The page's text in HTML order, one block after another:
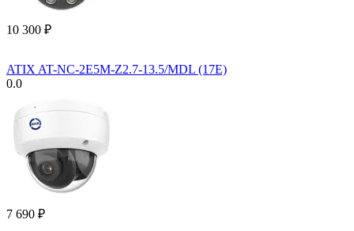
10 300 ₽
ATIX AT-NC-2E5M-Z2.7-13.5/MDL (17E)
0.0
7 690 ₽